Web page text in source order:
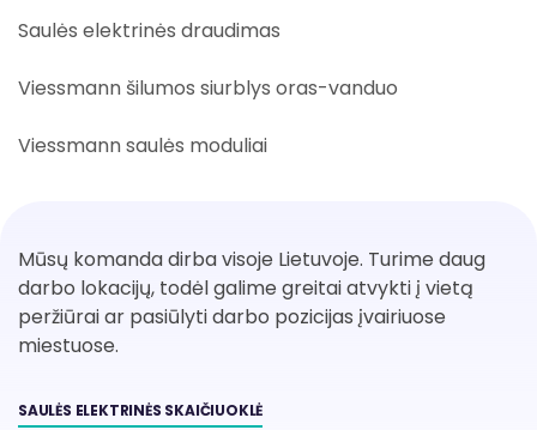
Saulės elektrinės draudimas
Viessmann šilumos siurblys oras-vanduo
Viessmann saulės moduliai
Mūsų komanda dirba visoje Lietuvoje. Turime daug
darbo lokacijų, todėl galime greitai atvykti į vietą
peržiūrai ar pasiūlyti darbo pozicijas įvairiuose
miestuose.
SAULĖS ELEKTRINĖS SKAIČIUOKLĖ